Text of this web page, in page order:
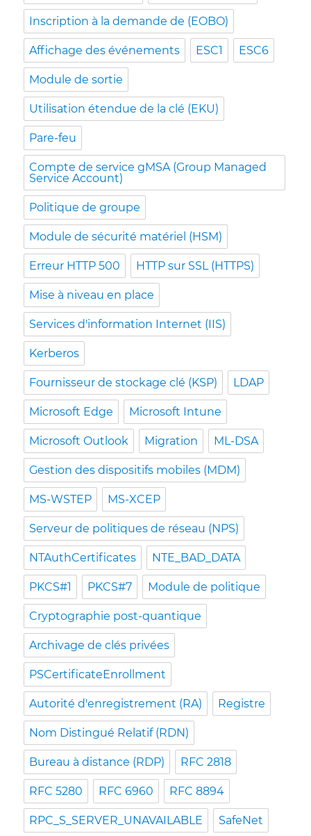
Inscription à la demande de (EOBO)
Affichage des événements ESC1 ESC6
Module de sortie
Utilisation étendue de la clé (EKU)
Pare-feu
Compte de service gMSA (Group Managed
Service Account)
Politique de groupe
Module de sécurité matériel (HSM)
Erreur HTTP 500 HTTP sur SSL (HTTPS)
Mise à niveau en place
Services d'information Internet (IIS)
Kerberos
Fournisseur de stockage clé (KSP) LDAP
Microsoft Edge Microsoft Intune
Microsoft Outlook Migration ML-DSA
Gestion des dispositifs mobiles (MDM)
MS-WSTEP MS-XCEP
Serveur de politiques de réseau (NPS)
NTAuthCertificates NTE_BAD_DATA
PKCS#1 PKCS#7 Module de politique
Cryptographie post-quantique
Archivage de clés privées
PSCertificateEnrollment
Autorité d'enregistrement (RA) Registre
Nom Distingué Relatif (RDN)
Bureau à distance (RDP) RFC 2818
RFC 5280 RFC 6960 RFC 8894
RPC_S_SERVER_UNAVAILABLE SafeNet